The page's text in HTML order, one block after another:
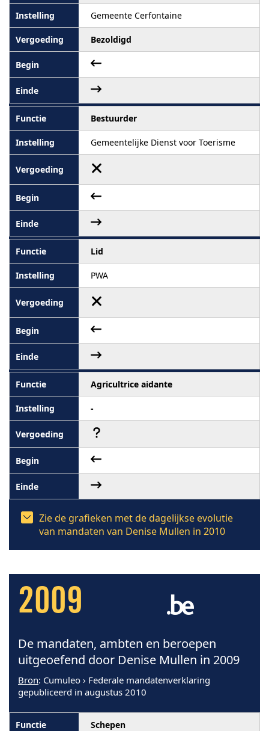
Gemeente Cerfontaine
Bezoldigd
Bestuurder
Gemeentelijke Dienst voor Toerisme
Lid
PWA
Agricultrice aidante
-
Zie de grafieken met de dagelijkse evolutie
van mandaten van Denise Mullen in 2010
2009
De mandaten, ambten en beroepen
uitgeoefend door Denise Mullen in 2009
Bron: Cumuleo › Federale mandatenverklaring
gepubliceerd in augustus 2010
Schepen